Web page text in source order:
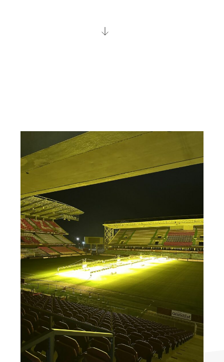
21 JANVIER 2026
RESTAURATION VIP AU STADE SAINT-
SYMPHORIEN : LE DÉFI RELEVÉ PAR